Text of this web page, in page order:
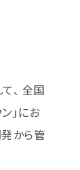
、 全国
」にお
から管